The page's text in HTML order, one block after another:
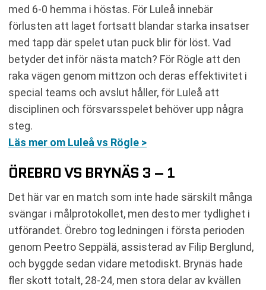
med 6-0 hemma i höstas. För Luleå innebär
förlusten att laget fortsatt blandar starka insatser
med tapp där spelet utan puck blir för löst. Vad
betyder det inför nästa match? För Rögle att den
raka vägen genom mittzon och deras effektivitet i
special teams och avslut håller, för Luleå att
disciplinen och försvarsspelet behöver upp några
steg.
Läs mer om Luleå vs Rögle >
ÖREBRO VS BRYNÄS 3 – 1
Det här var en match som inte hade särskilt många
svängar i målprotokollet, men desto mer tydlighet i
utförandet. Örebro tog ledningen i första perioden
genom Peetro Seppälä, assisterad av Filip Berglund,
och byggde sedan vidare metodiskt. Brynäs hade
fler skott totalt, 28-24, men stora delar av kvällen